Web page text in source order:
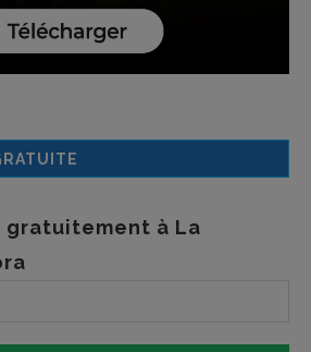
gratuitement à La